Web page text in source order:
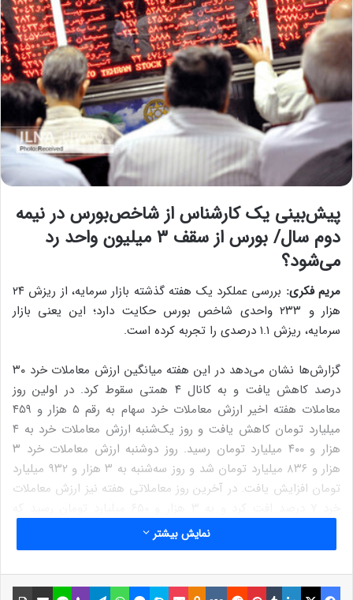
پیش‌بینی یک کارشناس از شاخص‌بورس در نیمه
دوم سال/ بورس از سقف ۳ میلیون واحد رد
می‌شود؟
مریم فکری:
بررسی عملکرد یک هفته گذشته بازار سرمایه، از ریزش ۲۴
هزار و ۲۳۳ واحدی شاخص بورس حکایت دارد؛ این یعنی بازار
سرمایه، ریزش ۱.۱ درصدی را تجربه کرده است.
گزارش‌ها نشان می‌دهد در این هفته میانگین ارزش معاملات خرد ۳۰
درصد کاهش یافت و به کانال ۴ همتی سقوط کرد. در اولین روز
معاملات هفته اخیر ارزش معاملات خرد سهام به رقم ۵ هزار و ۴۵۹
میلیارد تومان کاهش یافت و روز یک‌شنبه ارزش معاملات خرد به ۴
هزار و ۴۰۰ میلیارد تومان رسید. روز دوشنبه ارزش معاملات خرد ۳
هزار و ۸۳۶ میلیارد تومان شد و روز سه‌شنبه به ۳ هزار و ۹۳۲ میلیارد
تومان افزایش یافت. در آخرین روز معاملاتی هفته نیز ارزش معاملات
کمترین رقم در شهریور ماه است. میانگین ارزش معاملات خرد بورس
در هفته اخیر ۴ هزار و ۲۵۵ میلیارد تومان بود که نسبت به رقم ۶ هزار
نمایش بیشتر
فیسبوک ایکس لینکداین تامبلر پینتریست Reddit
VKontakte
Odnoklassniki پاکت اسکایپ مسنجر واتس آپ تلگرام وایبر لاین اشتراک گذاری با ایمیل